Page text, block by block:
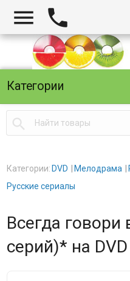
 
Категории

Категории: DVD Мелодрама
Русские сериалы
Всегда говори
серий)* на DVD